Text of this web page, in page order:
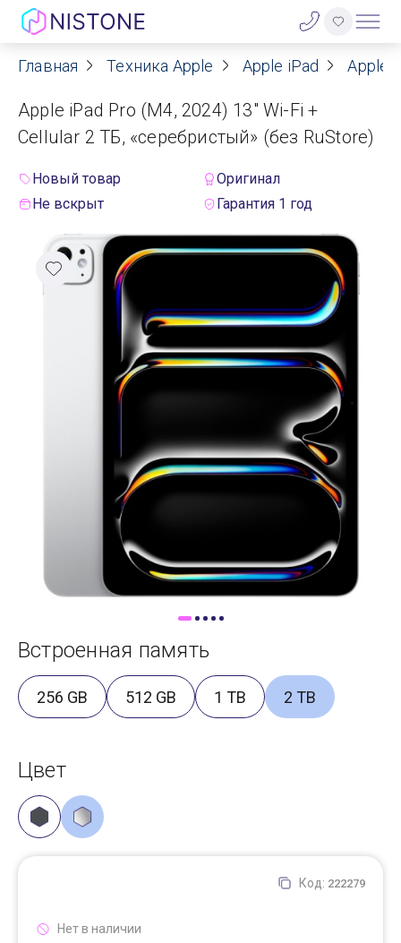
Акции
О нас
Договор оферты
Реквизиты
Контакты
Гарантия
Оплата
Доставка
Самовывоз
Trade-In
Главная Техника Apple Apple iPad Apple
Apple iPad Pro (M4, 2024) 13" Wi-Fi +
Cellular 2 TБ, «серебристый» (без RuStore)
Новый товар
Оригинал
Не вскрыт
Гарантия 1 год
Встроенная память
256 GB 512 GB 1 TB 2 TB
Цвет
Код: 222279
Нет в наличии